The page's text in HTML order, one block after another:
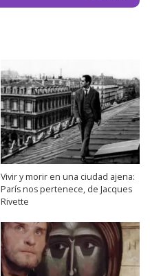
Vivir y morir en una ciudad ajena:
París nos pertenece, de Jacques
Rivette